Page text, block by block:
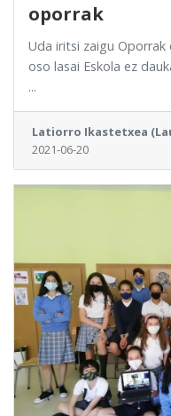
oporrak
Uda iritsi zaigu
oso lasai Eskola ez
...
Latiorro Ikastetxea
2021-06-20